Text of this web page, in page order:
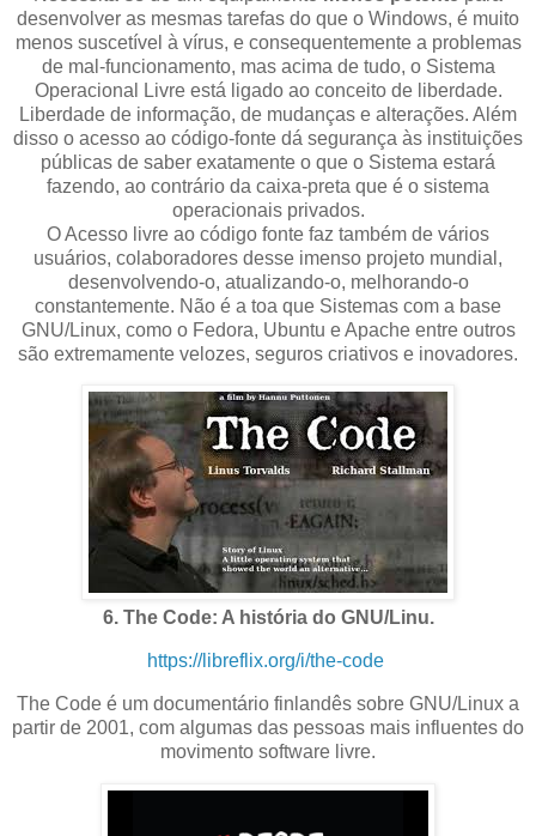
desenvolver as mesmas tarefas do que o Windows, é muito
menos suscetível à vírus, e consequentemente a problemas
de mal-funcionamento, mas acima de tudo, o Sistema
Operacional Livre está ligado ao conceito de liberdade.
Liberdade de informação, de mudanças e alterações. Além
disso o acesso ao código-fonte dá segurança às instituições
públicas de saber exatamente o que o Sistema estará
fazendo, ao contrário da caixa-preta que é o sistema
operacionais privados.
O Acesso livre ao código fonte faz também de vários
usuários, colaboradores desse imenso projeto mundial,
desenvolvendo-o, atualizando-o, melhorando-o
constantemente. Não é a toa que Sistemas com a base
GNU/Linux, como o Fedora, Ubuntu e Apache entre outros
são extremamente velozes, seguros criativos e inovadores.
6. The Code: A história do GNU/Linu.
https://libreflix.org/i/the-code
The Code é um documentário finlandês sobre GNU/Linux a
partir de 2001, com algumas das pessoas mais influentes do
movimento software livre.